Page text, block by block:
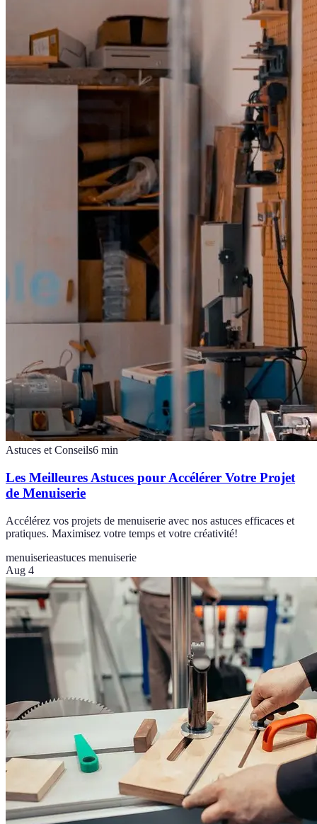
Astuces et Conseils6 min
Les Meilleures Astuces pour Accélérer Votre Projet
de Menuiserie
Accélérez vos projets de menuiserie avec nos astuces efficaces et
pratiques. Maximisez votre temps et votre créativité!
menuiserieastuces menuiserie
Aug 4